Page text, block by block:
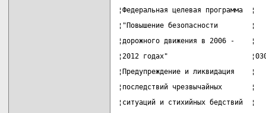
¦Федеральная целевая
¦"Повышение безопасности
¦дорожного движения в
¦2012 годах"
¦Предупреждение и
¦последствий чрезвычайных
¦ситуаций и стихийных